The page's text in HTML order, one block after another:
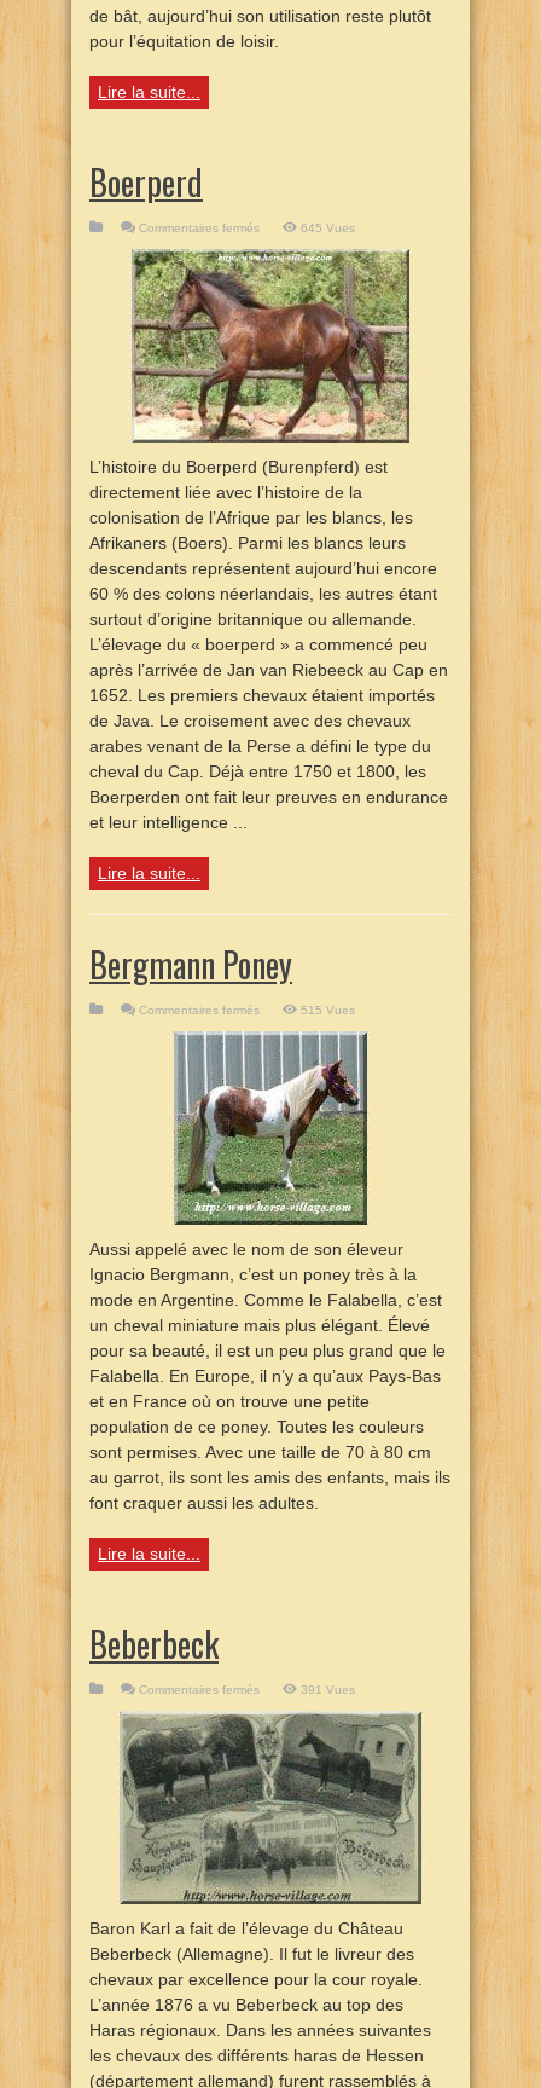
de bât, aujourd’hui son utilisation reste plutôt
pour l’équitation de loisir.
Lire la suite...
Boerperd
Commentaires fermés 645 Vues
L’histoire du Boerperd (Burenpferd) est
directement liée avec l’histoire de la
colonisation de l’Afrique par les blancs, les
Afrikaners (Boers). Parmi les blancs leurs
descendants représentent aujourd’hui encore
60 % des colons néerlandais, les autres étant
surtout d’origine britannique ou allemande.
L’élevage du « boerperd » a commencé peu
après l’arrivée de Jan van Riebeeck au Cap en
1652. Les premiers chevaux étaient importés
de Java. Le croisement avec des chevaux
arabes venant de la Perse a défini le type du
cheval du Cap. Déjà entre 1750 et 1800, les
Boerperden ont fait leur preuves en endurance
et leur intelligence ...
Lire la suite...
Bergmann Poney
Commentaires fermés
Poney
515 Vues
Aussi appelé avec le nom de son éleveur
Ignacio Bergmann, c’est un poney très à la
mode en Argentine. Comme le Falabella, c’est
un cheval miniature mais plus élégant. Élevé
pour sa beauté, il est un peu plus grand que le
Falabella. En Europe, il n’y a qu’aux Pays-Bas
et en France où on trouve une petite
population de ce poney. Toutes les couleurs
sont permises. Avec une taille de 70 à 80 cm
au garrot, ils sont les amis des enfants, mais ils
font craquer aussi les adultes.
Lire la suite...
Beberbeck
Commentaires fermés 391 Vues
Baron Karl a fait de l’élevage du Château
Beberbeck (Allemagne). Il fut le livreur des
chevaux par excellence pour la cour royale.
L’année 1876 a vu Beberbeck au top des
Haras régionaux. Dans les années suivantes
les chevaux des différents haras de Hessen
(département allemand) furent rassemblés à